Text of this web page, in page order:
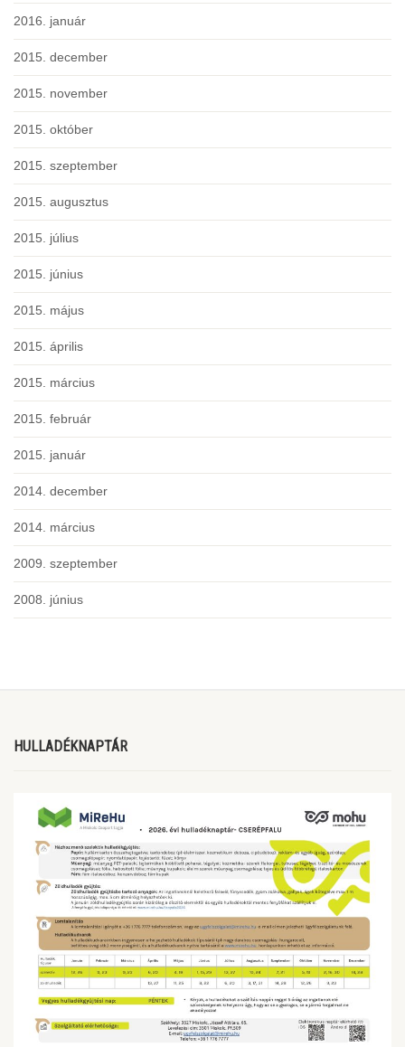
2016. január
2015. december
2015. november
2015. október
2015. szeptember
2015. augusztus
2015. július
2015. június
2015. május
2015. április
2015. március
2015. február
2015. január
2014. december
2014. március
2009. szeptember
2008. június
HULLADÉKNAPTÁR